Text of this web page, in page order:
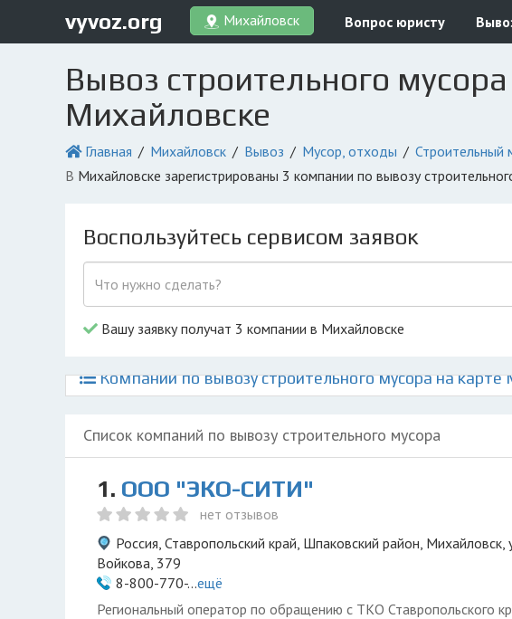
vyvoz.org Михайловск Вопрос юристу
Вывоз строительного
Михайловске
Главная Михайловск Вывоз Мусор, отходы Строительный
в Михайловске зарегистрированы 3 компании по вывозу
Воспользуйтесь сервисом заявок
Вашу заявку получат 3 компании в Михайловске
Компании по вывозу строительного мусора на карте
Список компаний по вывозу строительного мусора
1. ООО "ЭКО-СИТИ"
нет отзывов
Россия, Ставропольский край, Шпаковский район, Михайловск,
Войкова, 379
8-800-770-...ещё
Региональный оператор по обращению с ТКО Ставропольского